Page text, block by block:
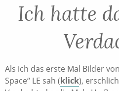
Ich hatte
Als ich das erste Mal Bilder
Space“ LE sah (klick),